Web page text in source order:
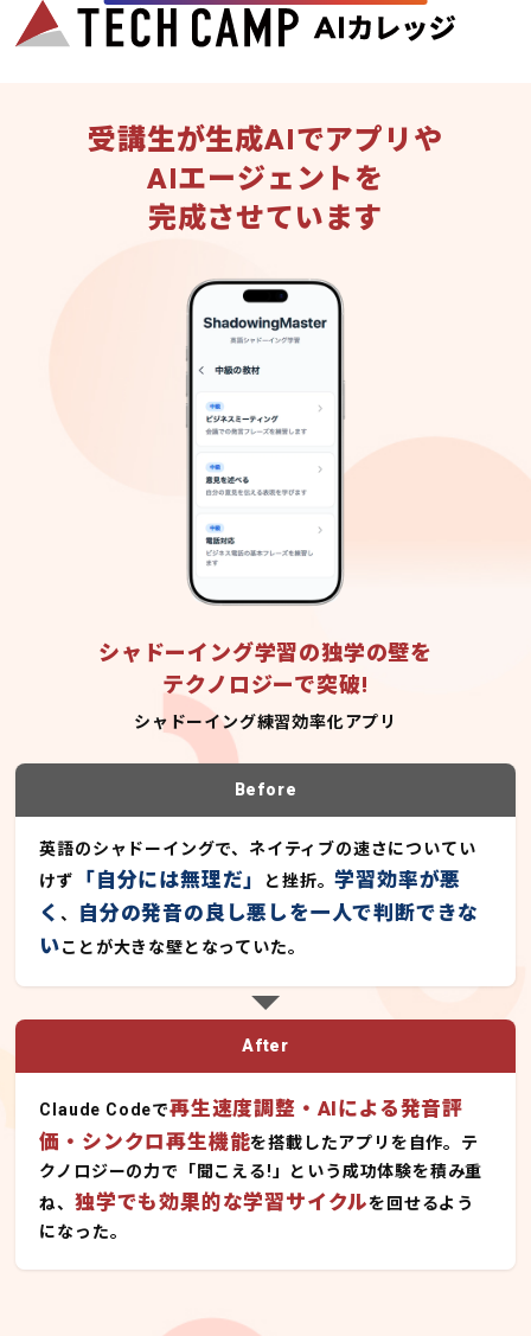
受講生が生成AIでアプリや
AIエージェントを
完成させています
シャドーイング学習の独学の壁を
テクノロジーで突破!
シャドーイング練習効率化アプリ
Before
英語のシャドーイングで、ネイティブの速さについてい
けず
「自分には無理だ」 と挫折。学習効率が悪
く、
自分の発音の良し悪しを一人で判断できな
いことが大きな壁となっていた。
After
Claude Codeで再生速度調整・AIによる発音評
価・シンクロ再生機能を搭載したアプリを自作。テ
クノロジーの力で「聞こえる!」という成功体験を積み重
ね、独学でも効果的な学習サイクルを回せるよう
になった。